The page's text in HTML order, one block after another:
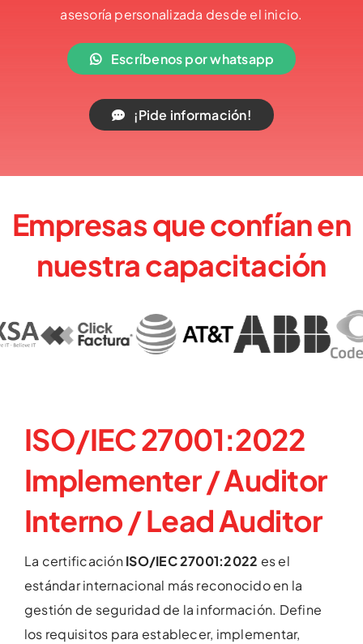
asesoría personalizada desde el inicio.
Escríbenos por whatsapp
¡Pide información!
Empresas que confían en
nuestra capacitación
ISO/IEC 27001:2022
Implementer / Auditor
Interno / Lead Auditor
La certificaciónISO/IEC 27001:2022 es el
estándar internacional más reconocido en la
gestión de seguridad de la información. Define
los requisitos para establecer, implementar,